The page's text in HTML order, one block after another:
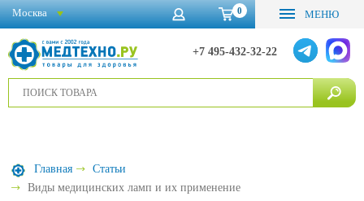
0 МЕНЮ
+7 495-432-32-22
Москва
Главная
Статьи
Виды медицинских ламп и их применение